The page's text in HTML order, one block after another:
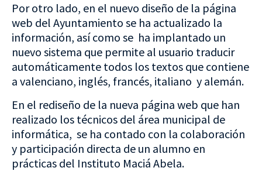
Por otro lado, en el nuevo diseño de la página
web del Ayuntamiento se ha actualizado la
información, así como se ha implantado un
nuevo sistema que permite al usuario traducir
automáticamente todos los textos que contiene
a valenciano, inglés, francés, italiano y alemán.
En el rediseño de la nueva página web que han
realizado los técnicos del área municipal de
informática, se ha contado con la colaboración
y participación directa de un alumno en
prácticas del Instituto Maciá Abela.